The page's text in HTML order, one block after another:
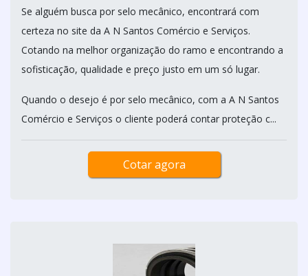
Se alguém busca por selo mecânico, encontrará com
certeza no site da A N Santos Comércio e Serviços.
Cotando na melhor organização do ramo e encontrando a
sofisticação, qualidade e preço justo em um só lugar.
Quando o desejo é por selo mecânico, com a A N Santos
Comércio e Serviços o cliente poderá contar proteção c...
Cotar agora